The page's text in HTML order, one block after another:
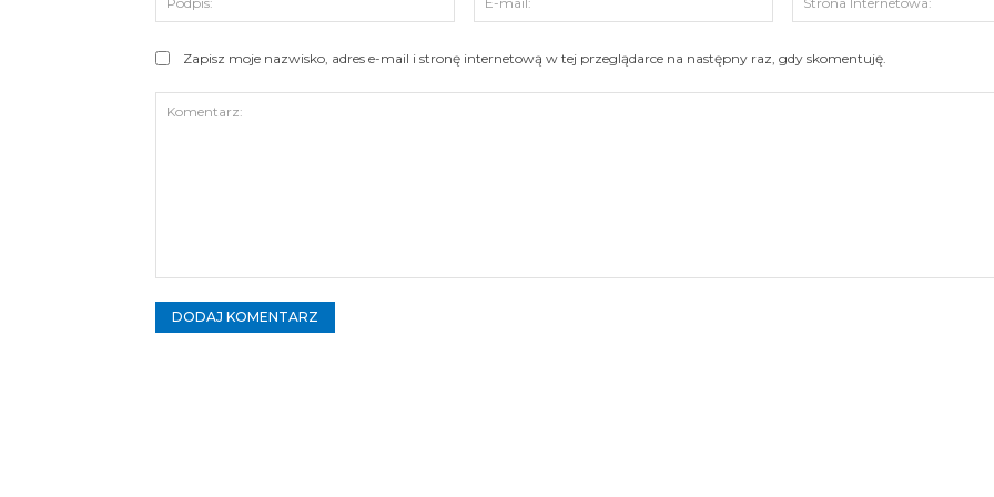
mail:
Zapisz moje nazwisko, adres e-mail i stronę internetową w tej przeglądarce na następny raz, gdy skomentuję.